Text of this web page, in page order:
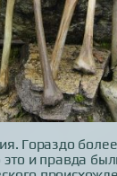
Гораздо
это и правда